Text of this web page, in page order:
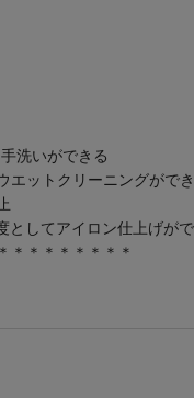
洗いができる
エットクリーニングがで
してアイロン仕上げが
＊＊＊＊＊＊＊＊